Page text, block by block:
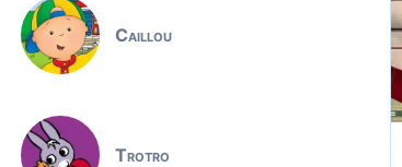
Caillou
Trotro